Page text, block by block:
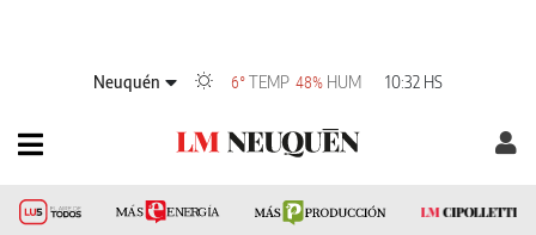
Neuquén 6°TEMP 48% HUM 10:32 HS